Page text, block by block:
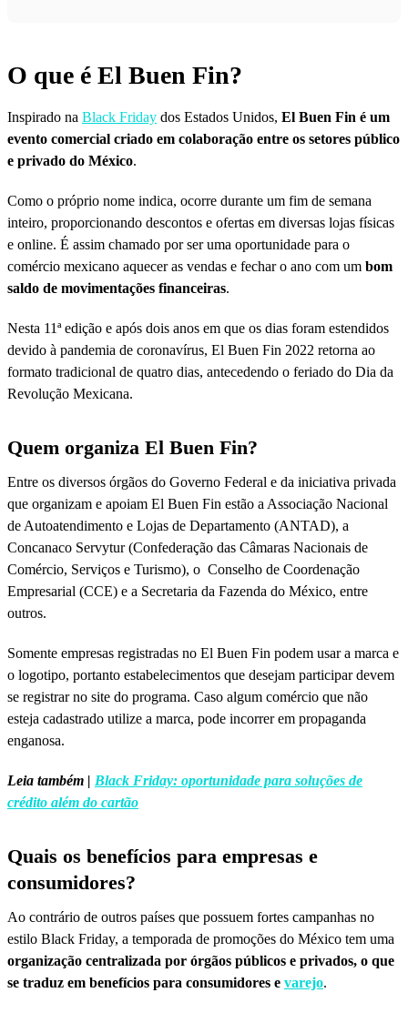
O que é El Buen Fin?
Inspirado na Black Friday dos Estados Unidos, El Buen Fin é um
evento comercial criado em colaboração entre os setores público
e privado do México.
Como o próprio nome indica, ocorre durante um fim de semana
inteiro, proporcionando descontos e ofertas em diversas lojas físicas
e online. É assim chamado por ser uma oportunidade para o
comércio mexicano aquecer as vendas e fechar o ano com um bom
saldo de movimentações financeiras.
Nesta 11ª edição e após dois anos em que os dias foram estendidos
devido à pandemia de coronavírus, El Buen Fin 2022 retorna ao
formato tradicional de quatro dias, antecedendo o feriado do Dia da
Revolução Mexicana.
Quem organiza El Buen Fin?
Entre os diversos órgãos do Governo Federal e da iniciativa privada
que organizam e apoiam El Buen Fin estão a Associação Nacional
de Autoatendimento e Lojas de Departamento (ANTAD), a
Concanaco Servytur (Confederação das Câmaras Nacionais de
Comércio, Serviços e Turismo), o Conselho de Coordenação
Empresarial (CCE) e a Secretaria da Fazenda do México, entre
outros.
Somente empresas registradas no El Buen Fin podem usar a marca e
o logotipo, portanto estabelecimentos que desejam participar devem
se registrar no site do programa. Caso algum comércio que não
esteja cadastrado utilize a marca, pode incorrer em propaganda
enganosa.
Leia também | Black Friday: oportunidade para soluções de
crédito além do cartão
Quais os benefícios para empresas e
consumidores?
Ao contrário de outros países que possuem fortes campanhas no
estilo Black Friday, a temporada de promoções do México tem uma
organização centralizada por órgãos públicos e privados, o que
se traduz em benefícios para consumidores e varejo.